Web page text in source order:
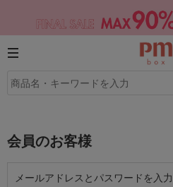
会員のお客様
メールアドレスとパスワードを入